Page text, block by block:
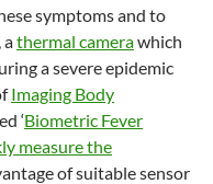
symptoms and to
, athermal camerawhich
a severe epidemic
Imaging Body
‘Biometric Fever
measure the
of suitable sensor